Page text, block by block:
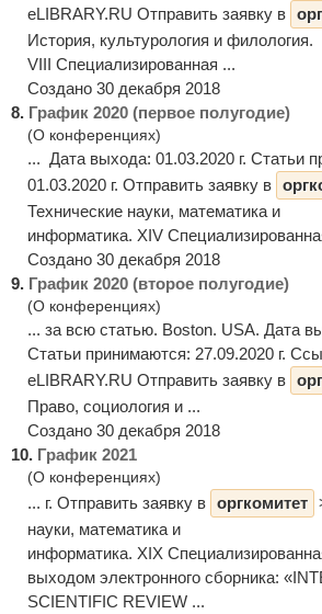
eLIBRARY.RU Отправить заявку в
История, культурология и филология.
VIII Специализированная ...
Создано 30 декабря 2018
8. График 2020 (первое полугодие)
(О конференциях)
... Дата выхода: 01.03.2020 г. Статьи
01.03.2020 г. Отправить заявку в
Технические науки, математика и
информатика. XIV
Создано 30 декабря 2018
9. График 2020 (второе полугодие)
(О конференциях)
... за всю статью. Boston. USA. Дата
Статьи принимаются: 27.09.2020 г.
eLIBRARY.RU Отправить заявку в
Право, социология и ...
Создано 30 декабря 2018
10. График 2021
(О конференциях)
... г. Отправить заявку в оргкомитет
науки, математика и
информатика. XIX
выходом электронного сборника:
SCIENTIFIC REVIEW ...